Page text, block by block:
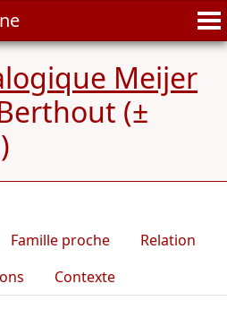
Meijer
(±
Famille proche
Relation
Contexte